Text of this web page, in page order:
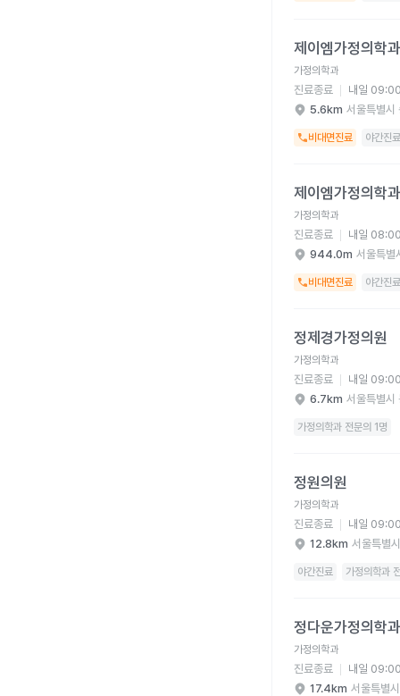
제이엠가정의학
가정의학과
진료종료
내일
5.6km 서울특별시
비대면진료 야간진료
제이엠가정의학
가정의학과
진료종료
내일
944.0m 서울특별
비대면진료 야간진료
정제경가정의원
가정의학과
진료종료
내일
6.7km 서울특별시
가정의학과 전문의 1명
정원의원
가정의학과
진료종료
내일
12.8km 서울특별
야간진료 가정의학과
정다운가정의학
가정의학과
진료종료
내일
17.4km 서울특별